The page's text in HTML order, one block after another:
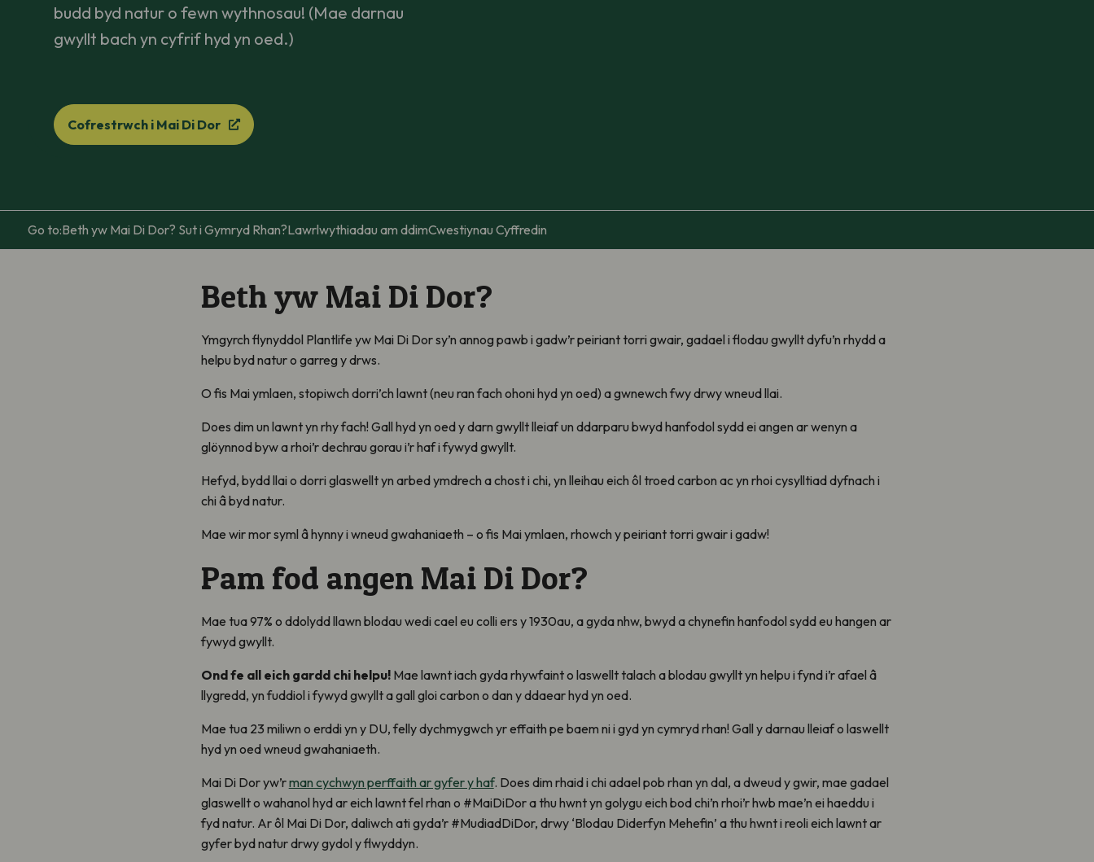
budd byd natur o fewn wythnosau! (Mae darnau
gwyllt bach yn cyfrif hyd yn oed.)
Cofrestrwch i Mai Di Dor
Go to:Beth yw Mai Di Dor? Sut i Gymryd Rhan?Lawrlwythiadau am ddimCwestiynau Cyffredin
Beth yw Mai Di Dor?
Ymgyrch flynyddol Plantlife yw Mai Di Dor sy’n annog pawb i gadw’r peiriant torri gwair, gadael i flodau gwyllt dyfu’n rhydd a
helpu byd natur o garreg y drws.
O fis Mai ymlaen, stopiwch dorri’ch lawnt (neu ran fach ohoni hyd yn oed) a gwnewch fwy drwy wneud llai.
Does dim un lawnt yn rhy fach! Gall hyd yn oed y darn gwyllt lleiaf un ddarparu bwyd hanfodol sydd ei angen ar wenyn a
glöynnod byw a rhoi’r dechrau gorau i’r haf i fywyd gwyllt.
Hefyd, bydd llai o dorri glaswellt yn arbed ymdrech a chost i chi, yn lleihau eich ôl troed carbon ac yn rhoi cysylltiad dyfnach i
chi â byd natur.
Mae wir mor syml â hynny i wneud gwahaniaeth – o fis Mai ymlaen, rhowch y peiriant torri gwair i gadw!
Pam fod angen Mai Di Dor?
Mae tua 97% o ddolydd llawn blodau wedi cael eu colli ers y 1930au, a gyda nhw, bwyd a chynefin hanfodol sydd eu hangen ar
fywyd gwyllt.
Ond fe all eich gardd chi helpu!Mae lawnt iach gyda rhywfaint o laswellt talach a blodau gwyllt yn helpu i fynd i’r afael â
llygredd, yn fuddiol i fywyd gwyllt a gall gloi carbon o dan y ddaear hyd yn oed.
Mae tua 23 miliwn o erddi yn y DU, felly dychmygwch yr effaith pe baem ni i gyd yn cymryd rhan! Gall y darnau lleiaf o laswellt
hyd yn oed wneud gwahaniaeth.
Mai Di Dor yw’rman cychwyn perffaith ar gyfer y haf. Does dim rhaid i chi adael pob rhan yn dal, a dweud y gwir, mae gadael
glaswellt o wahanol hyd ar eich lawnt fel rhan o #MaiDiDor a thu hwnt yn golygu eich bod chi’n rhoi’r hwb mae’n ei haeddu i
fyd natur. Ar ôl Mai Di Dor, daliwch ati gyda’r #MudiadDiDor, drwy ‘Blodau Diderfyn Mehefin’ a thu hwnt i reoli eich lawnt ar
gyfer byd natur drwy gydol y flwyddyn.